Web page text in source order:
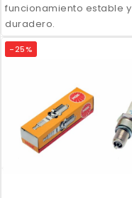
funcionamiento estable y
duradero.
-25%